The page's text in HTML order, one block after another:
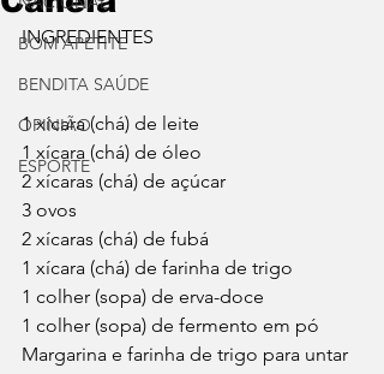
BOM APETITE
BENDITA SAÚDE
OPINIÃO
ESPORTE
INGREDIENTES
1 xícara (chá) de leite
1 xícara (chá) de óleo
2 xícaras (chá) de açúcar
3 ovos
2 xícaras (chá) de fubá
1 xícara (chá) de farinha de trigo
1 colher (sopa) de erva-doce
1 colher (sopa) de fermento em pó
Margarina e farinha de trigo para untar